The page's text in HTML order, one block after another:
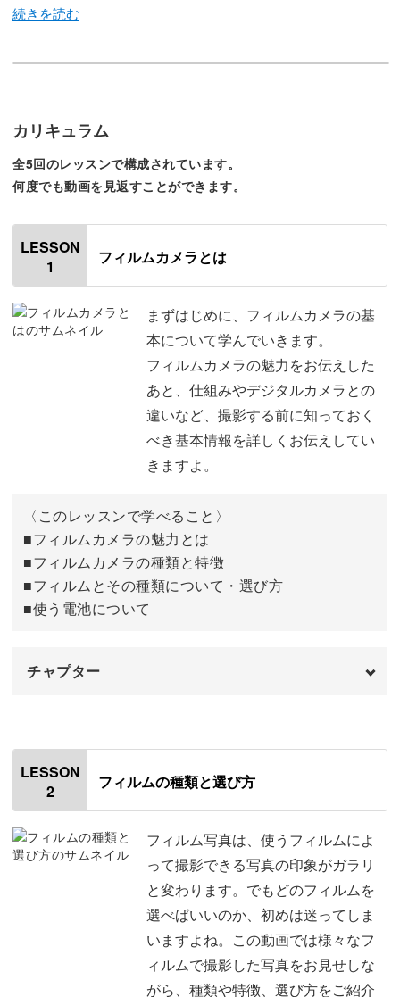
普段、「ただの日々をフィルムと」をコンセプトにフィル
ルム写真が撮影できるよう、基本的なテクニックやコツを
フィルムカメラで撮影した写真には、どこか懐かしい雰囲
気やヴィンテージ感が漂いますよね。
なんといっても、その独特の質感や色合い、深みのある影
と光の表現など、アナログな雰囲気が魅力です。
の魅力的な写真を手作りで撮る方法を学んでいきましょ
う。
フィルムカメラは撮影した写真をフィルムに記録し、それ
を現像してからプリントします。
はじめはどんなフィルムを選ぶのがいいのか、迷ってしま
カリキュラム
全5回のレッスンで構成されています。
何度でも動画を見返すことができます。
LESSON
1
フィルムカメラとは
まずはじめに、フィルムカメラの基
本について学んでいきます。
フィルムカメラの魅力をお伝えした
あと、仕組みやデジタルカメラとの
違いなど、撮影する前に知っておく
べき基本情報を詳しくお伝えしてい
きますよ。
〈このレッスンで学べること〉
■フィルムカメラの魅力とは
■フィルムカメラの種類と特徴
■フィルムとその種類について・選び方
■使う電池について
チャプター
はじめに
フィルムカメラとデジタルカメラの違い
フィルムカメラの種類と特徴 04:19
フィルムカメラの選び方 06:16
使う電池について 07:48
09:39
LESSON
2
フィルムの種類と選び方
フィルム写真は、使うフィルムによ
って撮影できる写真の印象がガラリ
と変わります。でもどのフィルムを
選べばいいのか、初めは迷ってしま
いますよね。この動画では様々なフ
ィルムで撮影した写真をお見せしな
がら、種類や特徴、選び方をご紹介